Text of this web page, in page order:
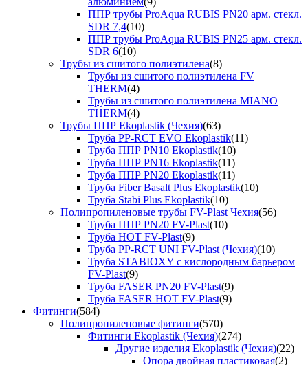
ППР трубы ProAqua RUBIS PN20 арм. стекл.
SDR 7,4(10)
ППР трубы ProAqua RUBIS PN25 арм. стекл.
SDR 6(10)
Трубы из сшитого полиэтилена(8)
Трубы из сшитого полиэтилена FV
THERM(4)
Трубы из сшитого полиэтилена MIANO
THERM(4)
Трубы ППР Ekoplastik (Чехия)(63)
Труба PP-RCT EVO Ekoplastik(11)
Труба ППР PN10 Ekoplastik(10)
Труба ППР PN16 Ekoplastik(11)
Труба ППР PN20 Ekoplastik(11)
Труба Fiber Basalt Plus Ekoplastik(10)
Труба Stabi Plus Ekoplastik(10)
Полипропиленовые трубы FV-Plast Чехия(56)
Труба ППР PN20 FV-Plast(10)
Труба HOT FV-Plast(9)
Труба PP-RCT UNI FV-Plast (Чехия)(10)
Труба STABIOXY с кислородным барьером
FV-Plast(9)
Труба FASER PN20 FV-Plast(9)
Труба FASER HOT FV-Plast(9)
Фитинги(584)
Полипропиленовые фитинги(570)
Фитинги Ekoplastik (Чехия)(274)
Другие изделия Ekoplastik (Чехия)(22)
Опора двойная пластиковая(2)